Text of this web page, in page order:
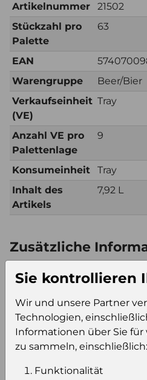
Artikelnummer
21502
Stückzahl pro
Palette
63
EAN
Warengruppe
Beer/Bier
Verkaufseinheit
(VE)
Tray
Anzahl VE pro
Palettenlage
9
Konsumeinheit
Tray
Inhalt des
Artikels
7,92 L
Zusätzliche
(VE)
Verkaufseinheit
pro Palette
63
Konsumeinheit
Tray
Stückzahl pro
63
Sie kontrollieren
Wir und unsere Partner
Technologien,
Informationen über Sie für
zu sammeln, einschließlich:
Funktionalität